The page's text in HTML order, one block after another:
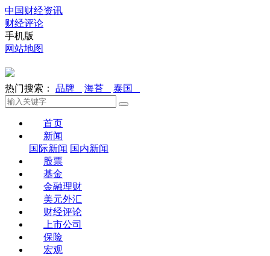
中国财经资讯
财经评论
手机版
网站地图
热门搜索： 品牌 海苔 泰国
首页
新闻
国际新闻 国内新闻
股票
基金
金融理财
美元外汇
财经评论
上市公司
保险
宏观